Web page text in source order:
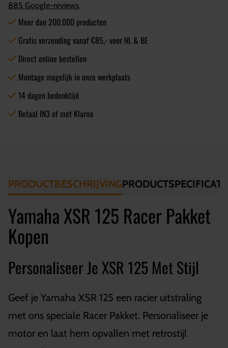
885 Google-reviews
Meer dan 200.000 producten
Gratis verzending vanaf €85,- voor NL & BE
Direct online bestellen
Montage mogelijk in onze werkplaats
14 dagen bedenktijd
Betaal IN3 of met Klarna
PRODUCTBESCHRIJVING
Yamaha XSR 125 Racer Pakket
Kopen
Personaliseer Je XSR 125 Met Stijl
Geef je Yamaha XSR 125 een racier uitstraling
met ons speciale Racer Pakket. Personaliseer je
motor en laat hem opvallen met retrostijl